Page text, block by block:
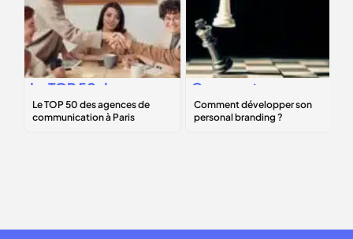
Le TOP 50 des
agences de
communication à
Comment
développer son
personal